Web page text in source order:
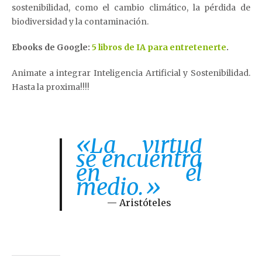
sostenibilidad, como el cambio climático, la pérdida de
biodiversidad y la contaminación.
Ebooks de Google: 5 libros de IA para entretenerte.
Animate a integrar Inteligencia Artificial y Sostenibilidad.
Hasta la proxima!!!!
«La virtud
se encuentra
en el
medio.»
Aristóteles